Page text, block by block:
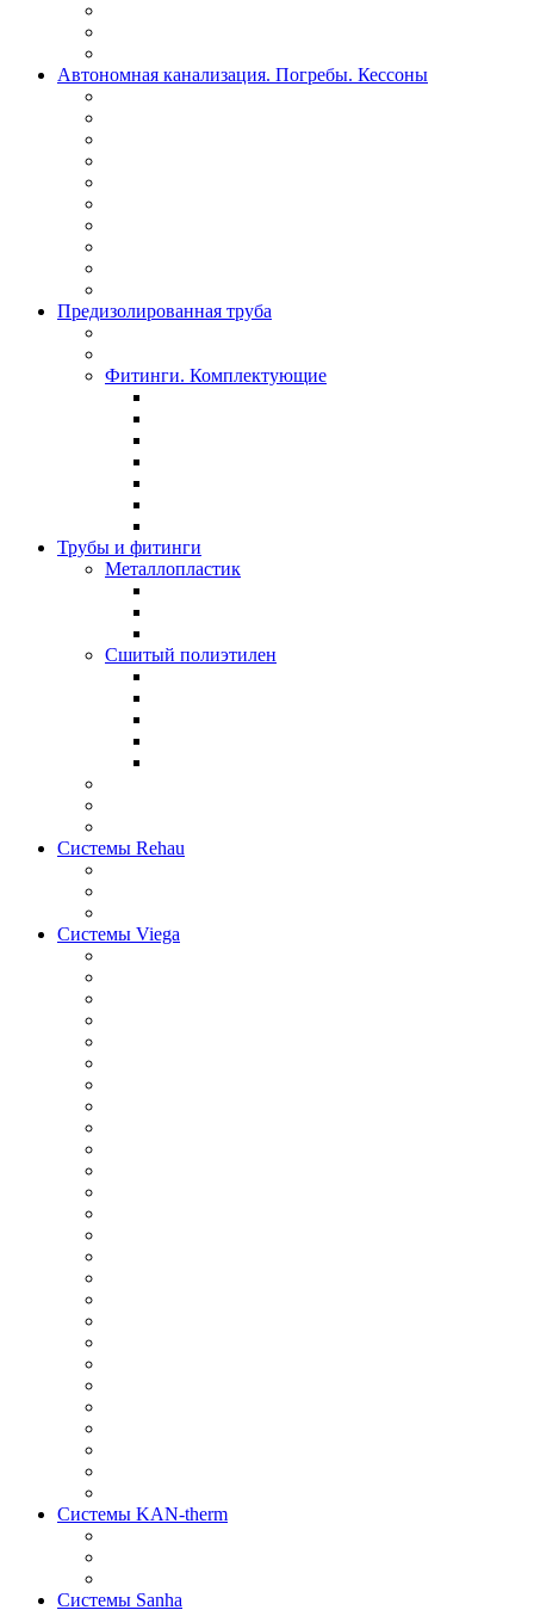
Автономная канализация. Погребы. Кессоны
Предизолированная труба
Фитинги. Комплектующие
Трубы и фитинги
Металлопластик
Сшитый полиэтилен
Системы Rehau
Системы Viega
Системы KAN-therm
Системы Sanha